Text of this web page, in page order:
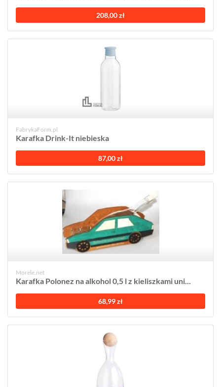
208,00 zł
FabrykaForm.pl
Karafka Drink-It niebieska
87,00 zł
Morele.net
Karafka Polonez na alkohol 0,5 l z kieliszkami uni...
68,99 zł